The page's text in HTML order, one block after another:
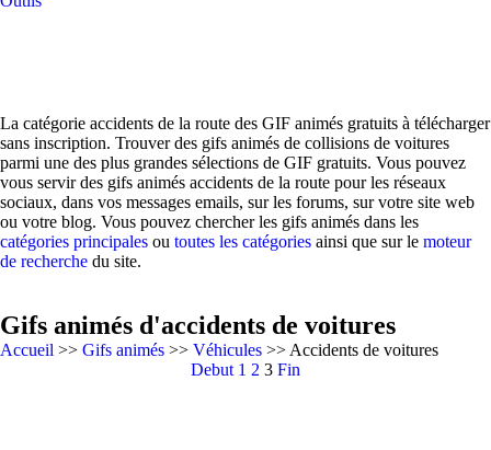
La catégorie accidents de la route des GIF animés gratuits à télécharger
sans inscription. Trouver des gifs animés de collisions de voitures
parmi une des plus grandes sélections de GIF gratuits. Vous pouvez
vous servir des gifs animés accidents de la route pour les réseaux
sociaux, dans vos messages emails, sur les forums, sur votre site web
ou votre blog. Vous pouvez chercher les gifs animés dans les
catégories principales ou toutes les catégories ainsi que sur le moteur
de recherche du site.
Gifs animés d'accidents de voitures
Accueil >> Gifs animés >> Véhicules >> Accidents de voitures
Debut 1 2 3 Fin